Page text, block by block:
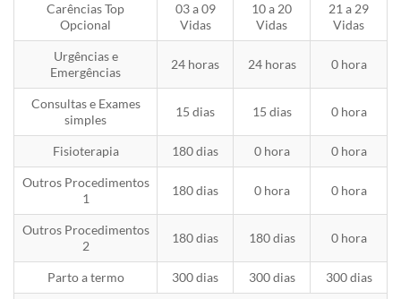
Carências Top
Opcional
03 a 09
Vidas
10 a 20
Vidas
21 a 29
Vidas
Urgências e
Emergências
24 horas 24 horas 0 hora
Consultas e Exames
simples
15 dias 15 dias 0 hora
Fisioterapia 180 dias 0 hora 0 hora
Outros Procedimentos
1
180 dias 0 hora 0 hora
Outros Procedimentos
2
180 dias 180 dias 0 hora
Parto a termo 300 dias 300 dias 300 dias